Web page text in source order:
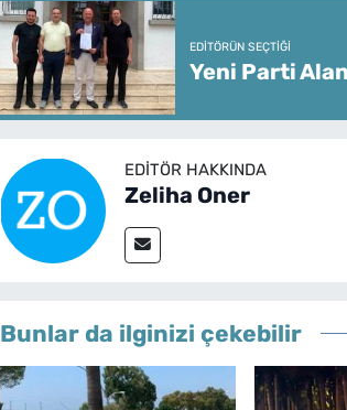
EDITÖRÜN SEÇTIĞI
Yeni Parti
EDITÖR HAKKINDA
Zeliha Oner
Bunlar da ilginizi çekebilir